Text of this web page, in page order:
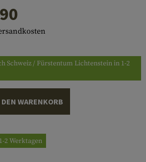
Schweiz / Fürstentum Lichtenstein in 1-2
WARENKORB
2 Werktagen